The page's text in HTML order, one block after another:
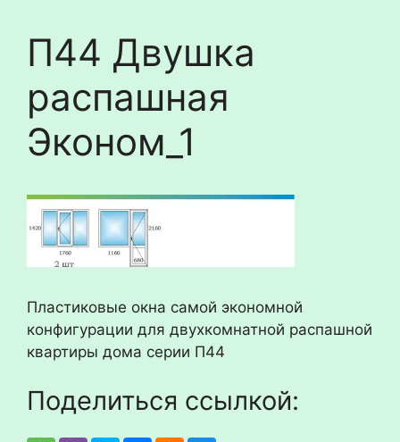
П44 Двушка
распашная
Эконом_1
Пластиковые окна самой экономной
конфигурации для двухкомнатной распашной
квартиры дома серии П44
Поделиться ссылкой: